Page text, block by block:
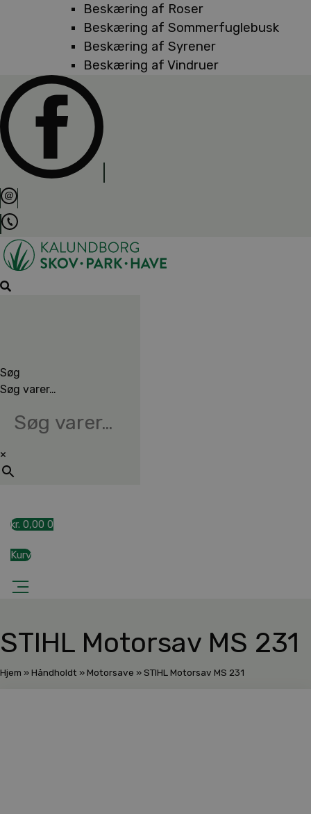
Beskæring af Roser
Beskæring af Sommerfuglebusk
Beskæring af Syrener
Beskæring af Vindruer
Søg
Søg varer…
×
kr. 0,00 0
Kurv
STIHL Motorsav MS 231
Hjem »Håndholdt »Motorsave »STIHL Motorsav MS 231